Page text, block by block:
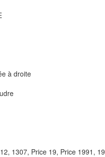
à droite
1307, Price 19, Price 1991, 19